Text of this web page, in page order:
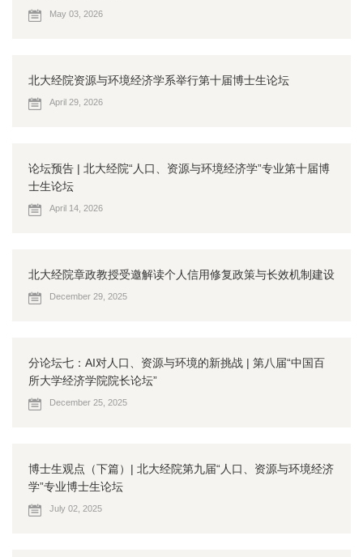
May 03, 2026
北大经院资源与环境经济学系举行第十届博士生论坛
April 29, 2026
论坛预告 | 北大经院“人口、资源与环境经济学”专业第十届博
士生论坛
April 14, 2026
北大经院章政教授受邀解读个人信用修复政策与长效机制建设
December 29, 2025
分论坛七：AI对人口、资源与环境的新挑战 | 第八届“中国百
所大学经济学院院长论坛”
December 25, 2025
博士生观点（下篇）| 北大经院第九届“人口、资源与环境经济
学”专业博士生论坛
July 02, 2025